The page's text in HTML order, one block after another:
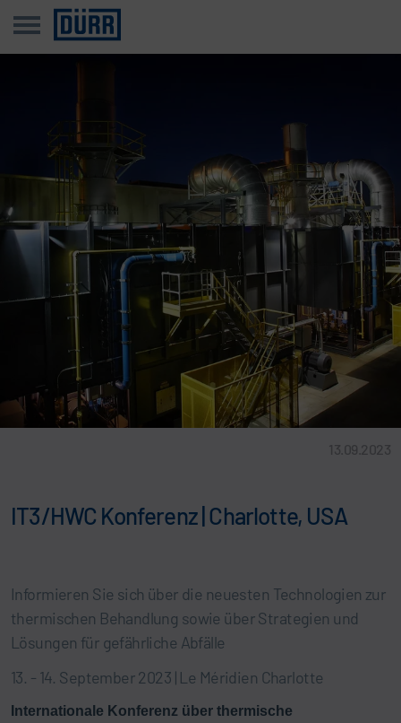
13.09.2023
IT3/HWC Konferenz | Charlotte, USA
Informieren Sie sich über die neuesten Technologien zur
thermischen Behandlung sowie über Strategien und
Lösungen für gefährliche Abfälle
13. - 14. September 2023 | Le Méridien Charlotte
Internationale Konferenz über thermische